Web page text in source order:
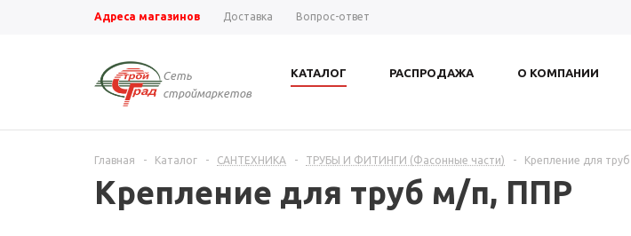
Адреса магазинов Доставка Вопрос-ответ
Сеть
строймаркетов
КАТАЛОГ РАСПРОДАЖА О КОМПАНИИ
Главная - Каталог - САНТЕХНИКА - ТРУБЫ И ФИТИНГИ (Фасонные части) - Крепление для
Крепление для труб м/п, ППР